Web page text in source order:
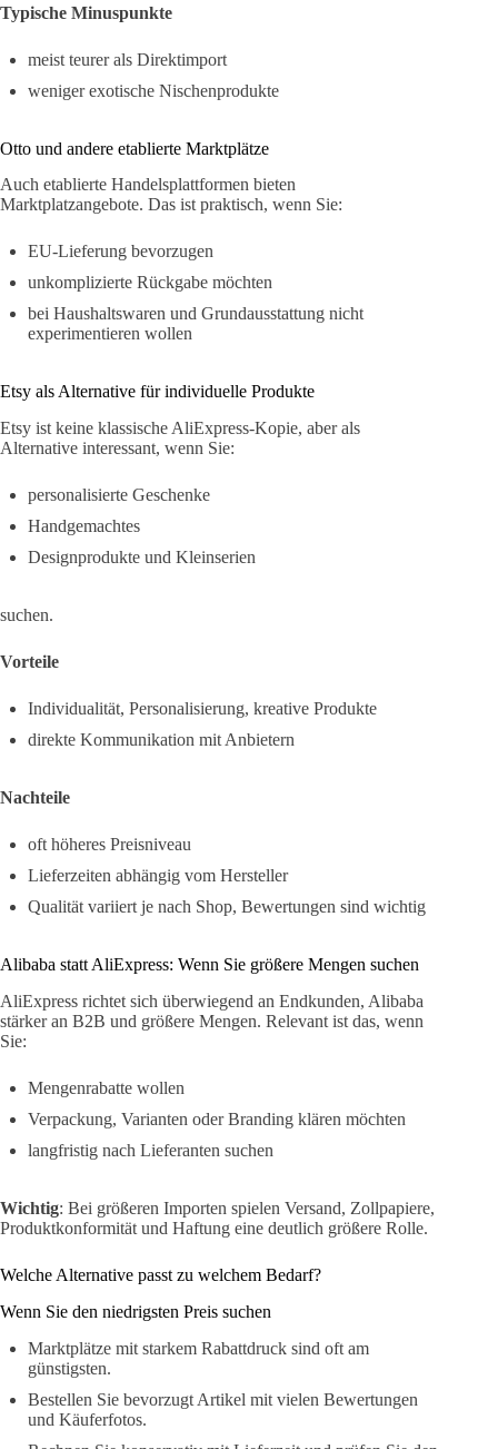
Typische Minuspunkte
meist teurer als Direktimport
weniger exotische Nischenprodukte
Otto und andere etablierte Marktplätze
Auch etablierte Handelsplattformen bieten
Marktplatzangebote. Das ist praktisch, wenn Sie:
EU-Lieferung bevorzugen
unkomplizierte Rückgabe möchten
bei Haushaltswaren und Grundausstattung nicht
experimentieren wollen
Etsy als Alternative für individuelle Produkte
Etsy ist keine klassische AliExpress-Kopie, aber als
Alternative interessant, wenn Sie:
personalisierte Geschenke
Handgemachtes
Designprodukte und Kleinserien
suchen.
Vorteile
Individualität, Personalisierung, kreative Produkte
direkte Kommunikation mit Anbietern
Nachteile
oft höheres Preisniveau
Lieferzeiten abhängig vom Hersteller
Qualität variiert je nach Shop, Bewertungen sind wichtig
Alibaba statt AliExpress: Wenn Sie größere Mengen suchen
AliExpress richtet sich überwiegend an Endkunden, Alibaba
stärker an B2B und größere Mengen. Relevant ist das, wenn
Sie:
Mengenrabatte wollen
Verpackung, Varianten oder Branding klären möchten
langfristig nach Lieferanten suchen
Wichtig: Bei größeren Importen spielen Versand, Zollpapiere,
Produktkonformität und Haftung eine deutlich größere Rolle.
Welche Alternative passt zu welchem Bedarf?
Wenn Sie den niedrigsten Preis suchen
Marktplätze mit starkem Rabattdruck sind oft am
günstigsten.
Bestellen Sie bevorzugt Artikel mit vielen Bewertungen
und Käuferfotos.